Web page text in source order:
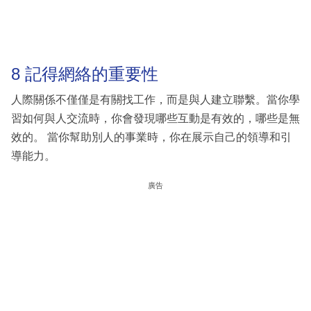
8 記得網絡的重要性
人際關係不僅僅是有關找工作，而是與人建立聯繫。當你學
習如何與人交流時，你會發現哪些互動是有效的，哪些是無
效的。 當你幫助別人的事業時，你在展示自己的領導和引
導能力。
廣告